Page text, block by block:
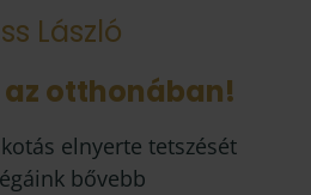
László
otthonában!
elnyerte tetszését
bővebb